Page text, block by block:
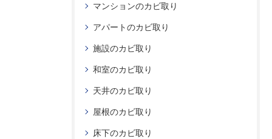
マンションのカビ取り
アパートのカビ取り
施設のカビ取り
和室のカビ取り
天井のカビ取り
屋根のカビ取り
床下のカビ取り